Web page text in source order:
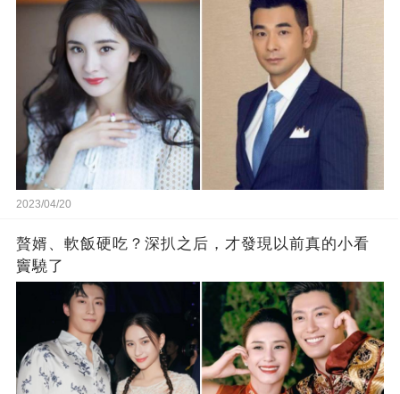
2023/04/20
贅婿、軟飯硬吃？深扒之后，才發現以前真的小看
竇驍了